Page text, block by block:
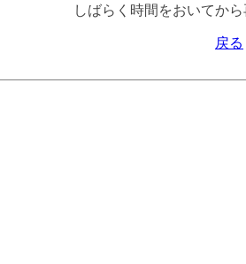
しばらく時間をおいてから
戻る